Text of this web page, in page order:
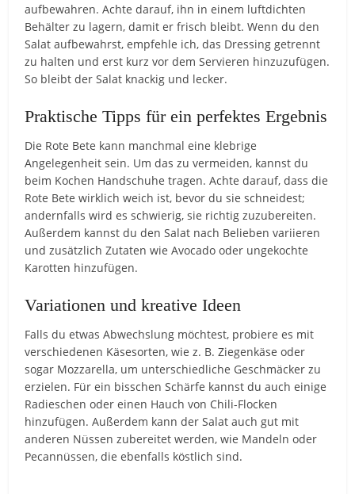
aufbewahren. Achte darauf, ihn in einem luftdichten
Behälter zu lagern, damit er frisch bleibt. Wenn du den
Salat aufbewahrst, empfehle ich, das Dressing getrennt
zu halten und erst kurz vor dem Servieren hinzuzufügen.
So bleibt der Salat knackig und lecker.
Praktische Tipps für ein perfektes Ergebnis
Die Rote Bete kann manchmal eine klebrige
Angelegenheit sein. Um das zu vermeiden, kannst du
beim Kochen Handschuhe tragen. Achte darauf, dass die
Rote Bete wirklich weich ist, bevor du sie schneidest;
andernfalls wird es schwierig, sie richtig zuzubereiten.
Außerdem kannst du den Salat nach Belieben variieren
und zusätzlich Zutaten wie Avocado oder ungekochte
Karotten hinzufügen.
Variationen und kreative Ideen
Falls du etwas Abwechslung möchtest, probiere es mit
verschiedenen Käsesorten, wie z. B. Ziegenkäse oder
sogar Mozzarella, um unterschiedliche Geschmäcker zu
erzielen. Für ein bisschen Schärfe kannst du auch einige
Radieschen oder einen Hauch von Chili-Flocken
hinzufügen. Außerdem kann der Salat auch gut mit
anderen Nüssen zubereitet werden, wie Mandeln oder
Pecannüssen, die ebenfalls köstlich sind.